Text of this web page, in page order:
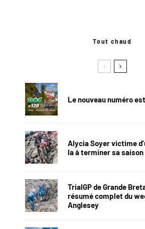
Tout chaud
Le nouveau numéro
Alycia Soyer victime
la à terminer sa saison
TrialGP de Grande
résumé complet du
Anglesey